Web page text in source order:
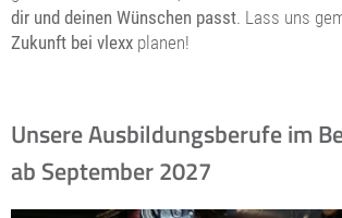
dir und deinen Wünschen passt. Lass uns
Zukunft bei vlexx planen!
Unsere Ausbildungsberufe im
ab September 2027